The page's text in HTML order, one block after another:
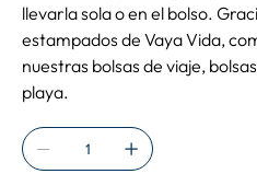
llevarla sola o en el bolso.
estampados de Vaya Vida,
nuestras bolsas de viaje,
playa.